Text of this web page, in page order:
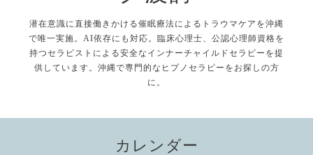
潜在意識に直接働きかける催眠療法によるトラウマケアを沖縄
で唯一実施。AI依存にも対応。臨床心理士、公認心理師資格を
持つセラピストによる安全なインナーチャイルドセラピーを提
供しています。沖縄で専門的なヒプノセラピーをお探しの方
に。
カレンダー